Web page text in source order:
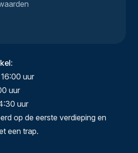
:
uur
uur
uur
op de eerste verdieping en
een trap.